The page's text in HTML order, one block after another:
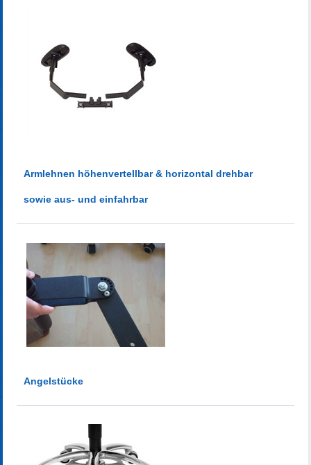
Armlehnen höhenvertellbar & horizontal drehbar
sowie aus- und einfahrbar
Angelstücke